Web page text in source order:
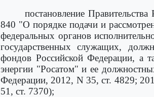
постановление
840 "О порядке подачи и
федеральных органов
государственных служащих,
фондов Российской Федерации, а
энергии "Росатом" и ее
Федерации, 2012, N 35, ст. 4829;
51, ст. 7370);